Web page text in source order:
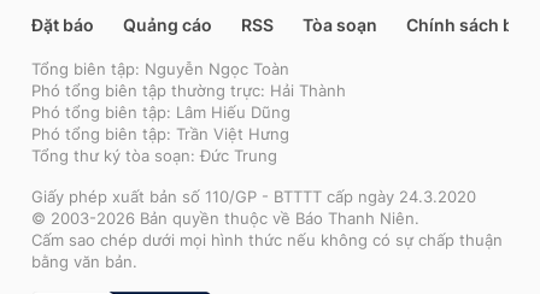
Đặt báo Quảng cáo RSS Tòa soạn Chính sách bảo
Tổng biên tập: Nguyễn Ngọc Toàn
Phó tổng biên tập thường trực: Hải Thành
Phó tổng biên tập: Lâm Hiếu Dũng
Phó tổng biên tập: Trần Việt Hưng
Tổng thư ký tòa soạn: Đức Trung
Giấy phép xuất bản số 110/GP - BTTTT cấp ngày 24.3.2020
© 2003-2026 Bản quyền thuộc về Báo Thanh Niên.
Cấm sao chép dưới mọi hình thức nếu không có sự chấp thuận
bằng văn bản.